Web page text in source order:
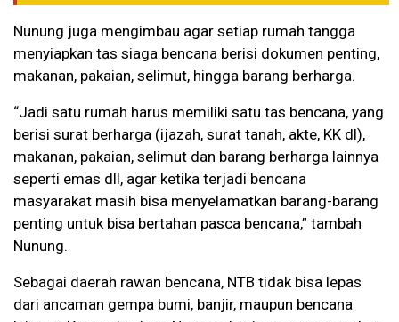
Nunung juga mengimbau agar setiap rumah tangga
menyiapkan tas siaga bencana berisi dokumen penting,
makanan, pakaian, selimut, hingga barang berharga.
“Jadi satu rumah harus memiliki satu tas bencana, yang
berisi surat berharga (ijazah, surat tanah, akte, KK dl),
makanan, pakaian, selimut dan barang berharga lainnya
seperti emas dll, agar ketika terjadi bencana
masyarakat masih bisa menyelamatkan barang-barang
penting untuk bisa bertahan pasca bencana,” tambah
Nunung.
Sebagai daerah rawan bencana, NTB tidak bisa lepas
dari ancaman gempa bumi, banjir, maupun bencana